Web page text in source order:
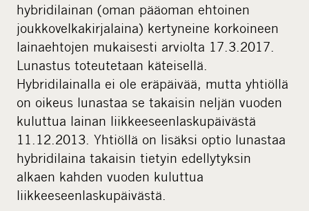
hybridilainan (oman pääoman ehtoinen
joukkovelkakirjalaina) kertyneine korkoineen
lainaehtojen mukaisesti arviolta 17.3.2017.
Lunastus toteutetaan käteisellä.
Hybridilainalla ei ole eräpäivää, mutta yhtiöllä
on oikeus lunastaa se takaisin neljän vuoden
kuluttua lainan liikkeeseenlaskupäivästä
11.12.2013. Yhtiöllä on lisäksi optio lunastaa
hybridilaina takaisin tietyin edellytyksin
alkaen kahden vuoden kuluttua
liikkeeseenlaskupäivästä.